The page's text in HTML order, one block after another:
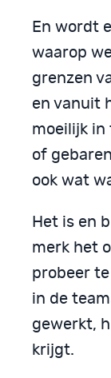
En wordt
waarop
grenzen
en vanuit
moeilijk in
of
ook wat
Het is en
merk het
probeer
in de
gewerkt,
krijgt.